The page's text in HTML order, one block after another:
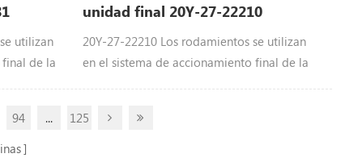
utilizan
de la
8 mes De
unidad final 20Y-27-22210
20Y2722210
20Y-27-22210 Los rodamientos se utilizan
en el sistema de accionamiento final de la
De PC220LC-8 De PC240-8 De ordenador
94 ...
125